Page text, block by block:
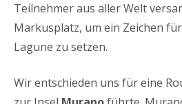
Teilnehmer aus aller Welt
Markusplatz, um ein Zeichen
Lagune zu setzen.
Wir entschieden uns für eine